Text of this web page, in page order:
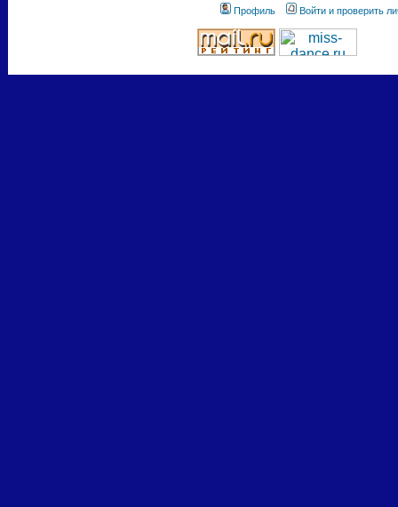
Профиль
Войти и проверить